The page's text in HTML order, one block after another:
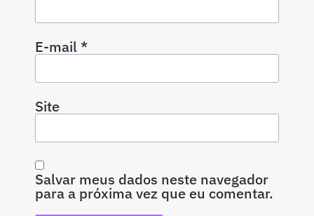
E-mail*
Site
Salvar meus dados neste navegador
para a próxima vez que eu comentar.